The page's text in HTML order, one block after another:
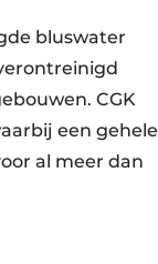
bluswater
CGK
een gehele
al meer dan